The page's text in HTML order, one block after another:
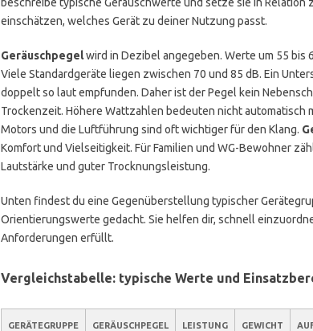
einschätzen, welches Gerät zu deiner Nutzung passt.
Geräuschpegelwird in Dezibel angegeben. Werte um 55 bis
Viele Standardgeräte liegen zwischen 70 und 85 dB. Ein
doppelt so laut empfunden. Daher ist der Pegel kein
Trockenzeit. Höhere Wattzahlen bedeuten nicht automatisch
Motors und die Luftführung sind oft wichtiger für den Klang.
Komfort und Vielseitigkeit. Für Familien und WG-Bewohner
Lautstärke und guter Trocknungsleistung.
Unten findest du eine Gegenüberstellung typischer
Orientierungswerte gedacht. Sie helfen dir, schnell
Anforderungen erfüllt.
Vergleichstabelle: typische Werte und
GERÄTEGRUPPE
GERÄUSCHPEGEL
LEISTUNG
GEWICHT